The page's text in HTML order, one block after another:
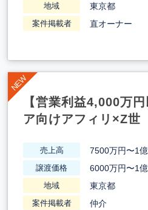
地域 東京都
案件掲載者 直オーナー
【営業利益4,000万
ア向けアフィリ×Z世
売上高 7500万円〜1
譲渡価格 6000万円〜1
地域 東京都
案件掲載者 仲介